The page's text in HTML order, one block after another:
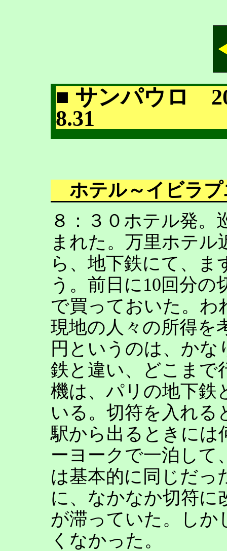
■ サンパウロ
8.31
ホテル～イビラ
８：３０ホテル発。
まれた。万里ホテ
ら、地下鉄にて、
う。前日に10回分の
で買っておいた。わ
現地の人々の所得を
円というのは、かな
鉄と違い、どこまで
機は、パリの地下鉄
いる。切符を入れる
駅から出るときには
ーヨークで一泊して
は基本的に同じだっ
に、なかなか切符に
が滞っていた。し
くなかった。